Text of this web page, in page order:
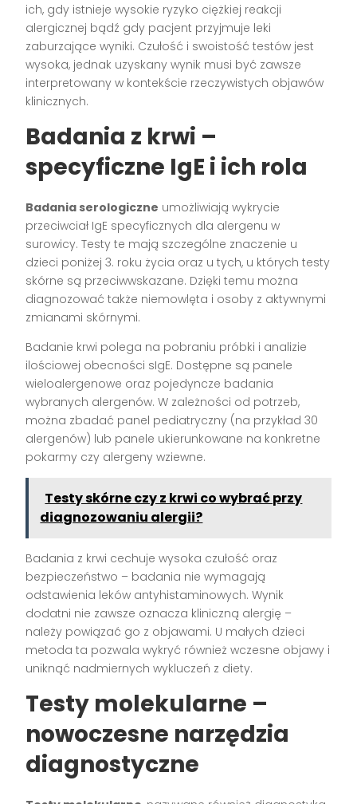
ich, gdy istnieje wysokie ryzyko ciężkiej reakcji
alergicznej bądź gdy pacjent przyjmuje leki
zaburzające wyniki. Czułość i swoistość testów jest
wysoka, jednak uzyskany wynik musi być zawsze
interpretowany w kontekście rzeczywistych objawów
klinicznych.
Badania z krwi –
specyficzne IgE i ich rola
Badania serologiczne umożliwiają wykrycie
przeciwciał IgE specyficznych dla alergenu w
surowicy. Testy te mają szczególne znaczenie u
dzieci poniżej 3. roku życia oraz u tych, u których testy
skórne są przeciwwskazane. Dzięki temu można
diagnozować także niemowlęta i osoby z aktywnymi
zmianami skórnymi.
Badanie krwi polega na pobraniu próbki i analizie
ilościowej obecności sIgE. Dostępne są panele
wieloalergenowe oraz pojedyncze badania
wybranych alergenów. W zależności od potrzeb,
można zbadać panel pediatryczny (na przykład 30
alergenów) lub panele ukierunkowane na konkretne
pokarmy czy alergeny wziewne.
Testy skórne czy z krwi co wybrać przy
diagnozowaniu alergii?
Badania z krwi cechuje wysoka czułość oraz
bezpieczeństwo – badania nie wymagają
odstawienia leków antyhistaminowych. Wynik
dodatni nie zawsze oznacza kliniczną alergię –
należy powiązać go z objawami. U małych dzieci
metoda ta pozwala wykryć również wczesne objawy i
uniknąć nadmiernych wykluczeń z diety.
Testy molekularne –
nowoczesne narzędzia
diagnostyczne